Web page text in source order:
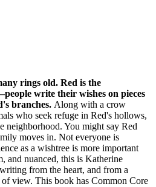
rings old. Red is the
write their wishes on pieces
branches. Along with a crow
who seek refuge in Red's hollows,
neighborhood. You might say Red
moves in. Not everyone is
as a wishtree is more important
and nuanced, this is Katherine
from the heart, and from a
view. This book has Common Core